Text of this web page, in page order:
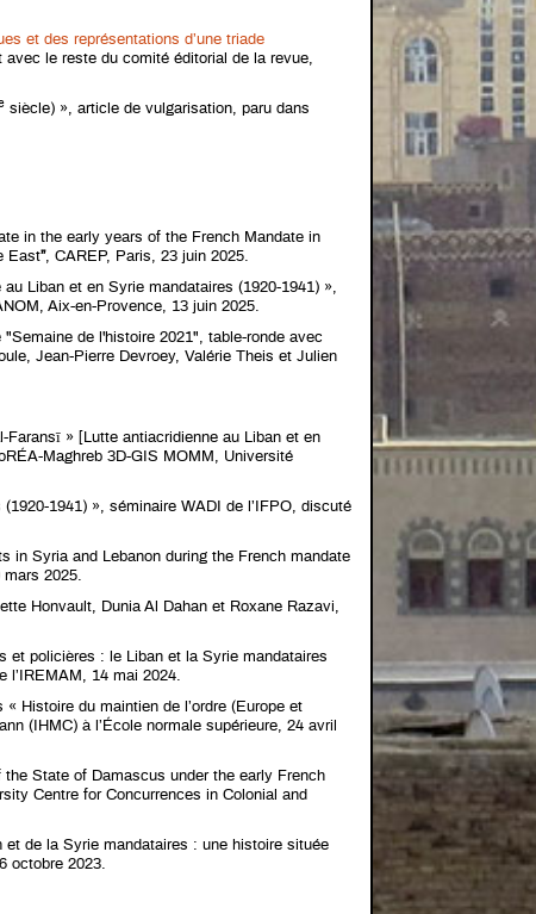
et des représentations d’une triade
avec le reste du comité éditorial de la revue,
siècle) », article de vulgarisation, paru dans
in the early years of the French Mandate in
East”, CAREP, Paris, 23 juin 2025.
Liban et en Syrie mandataires (1920-1941) »,
Aix-en-Provence, 13 juin 2025.
de l'histoire 2021", table-ronde avec
Jean-Pierre Devroey, Valérie Theis et Julien
Faransī » [Lutte antiacridienne au Liban et en
Maghreb 3D-GIS MOMM, Université
1941) », séminaire WADI de l’IFPO, discuté
in Syria and Lebanon during the French mandate
mars 2025.
Honvault, Dunia Al Dahan et Roxane Razavi,
et policières : le Liban et la Syrie mandataires
l’IREMAM, 14 mai 2024.
Histoire du maintien de l’ordre (Europe et
(IHMC) à l’École normale supérieure, 24 avril
State of Damascus under the early French
Centre for Concurrences in Colonial and
et de la Syrie mandataires : une histoire située
octobre 2023.